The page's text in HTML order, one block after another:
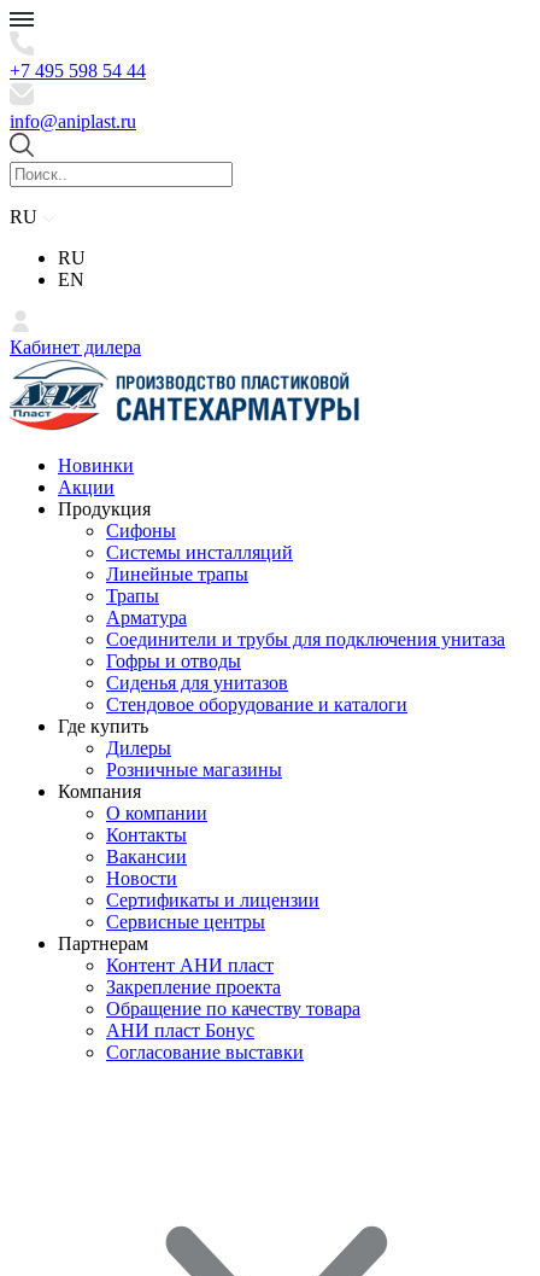
+7 495 598 54 44
info@aniplast.ru
RU
RU
EN
Кабинет дилера
Новинки
Акции
Продукция
Сифоны
Системы инсталляций
Линейные трапы
Трапы
Арматура
Соединители и трубы для подключения унитаза
Гофры и отводы
Сиденья для унитазов
Стендовое оборудование и каталоги
Где купить
Дилеры
Розничные магазины
Компания
О компании
Контакты
Вакансии
Новости
Сертификаты и лицензии
Сервисные центры
Партнерам
Контент АНИ пласт
Закрепление проекта
Обращение по качеству товара
АНИ пласт Бонус
Согласование выставки